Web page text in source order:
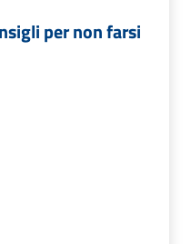
per non farsi